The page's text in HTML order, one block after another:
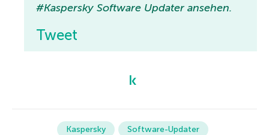
#Kaspersky Software Updater ansehen.
Tweet
Kaspersky Software-Updater